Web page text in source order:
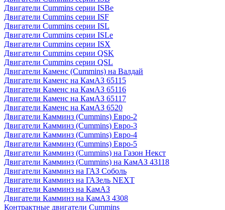
Двигатели Cummins серии ISBe
Двигатели Cummins серии ISF
Двигатели Cummins серии ISL
Двигатели Cummins серии ISLe
Двигатели Cummins серии ISX
Двигатели Cummins серии QSK
Двигатели Cummins серии QSL
Двигатели Каменс (Cummins) на Валдай
Двигатели Каменс на КамАЗ 65115
Двигатели Каменс на КамАЗ 65116
Двигатели Каменс на КамАЗ 65117
Двигатели Каменс на КамАЗ 6520
Двигатели Камминз (Cummins) Евро-2
Двигатели Камминз (Cummins) Евро-3
Двигатели Камминз (Cummins) Евро-4
Двигатели Камминз (Cummins) Евро-5
Двигатели Камминз (Cummins) на Газон Некст
Двигатели Камминз (Cummins) на КамАЗ 43118
Двигатели Камминз на ГАЗ Соболь
Двигатели Камминз на ГАЗель NEXT
Двигатели Камминз на КамАЗ
Двигатели Камминз на КамАЗ 4308
Контрактные двигатели Cummins